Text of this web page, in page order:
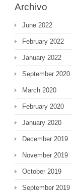
Archivo
June 2022
February 2022
January 2022
September 2020
March 2020
February 2020
January 2020
December 2019
November 2019
October 2019
September 2019